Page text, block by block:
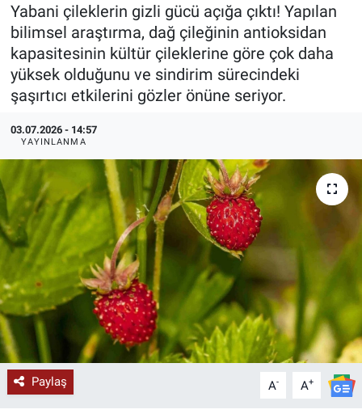
Yabani çileklerin gizli gücü açığa çıktı! Yapılan
bilimsel araştırma, dağ çileğinin antioksidan
kapasitesinin kültür çileklerine göre çok daha
yüksek olduğunu ve sindirim sürecindeki
şaşırtıcı etkilerini gözler önüne seriyor.
03.07.2026 - 14:57
YAYINLANMA
Paylaş A- A+
GENEL
KÜLTÜR-SANAT
Yerel Haber
Politika
SPOR
YAŞAM
RESMİ İLAN